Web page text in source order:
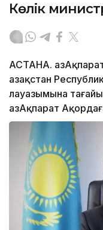
Көлік
АСТАНА.
Қазақстан
лауазымына
ҚазАқпарат